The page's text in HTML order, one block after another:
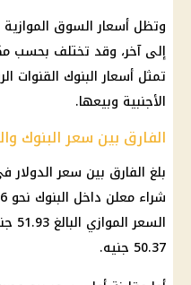
وتظل أسعارالسوق الموازية
إلى آخر، وقد تختلف بحسب
تمثل أسعارالبنوك القنوات
الأجنبية وبيعها.
الفارق بين سعر البنوك
بلغ الفارق بين سعر الدولار
شراء معلن داخل البنوك
50.37 جنيه.